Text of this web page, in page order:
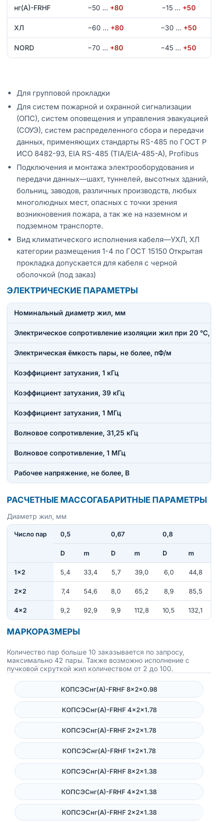
нг(А)-FRHF −50 … +80 −15 … +50
ХЛ −60 … +80 −30 … +50
NORD −70 … +80 −45 … +50
Для групповой прокладки
Для систем пожарной и охранной сигнализации
(ОПС), систем оповещения и управления эвакуацией
(СОУЭ), систем распределенного сбора и передачи
данных, применяющих стандарты RS-485 по ГОСТ Р
ИСО 8482-93, EIA RS-485 (TIA/EIA-485-A), Profibus
Подключения и монтажа электрооборудования и
передачи данных—шахт, туннелей, высотных зданий,
больниц, заводов, различных производств, любых
многолюдных мест, опасных с точки зрения
возникновения пожара, а так же на наземном и
подземном транспорте.
Вид климатического исполнения кабеля—УХЛ, ХЛ
категории размещения 1-4 по ГОСТ 15150 Открытая
прокладка допускается для кабеля с черной
оболочкой (под заказ)
ЭЛЕКТРИЧЕСКИЕ ПАРАМЕТРЫ
Номинальный диаметр жил, мм
Электрическое сопротивление изоляции жил при 20 °C,
Электрическая ёмкость пары, не более, пФ/м
Коэффициент затухания, 1 кГц
Коэффициент затухания, 39 кГц
Коэффициент затухания, 1 МГц
Волновое сопротивление, 31,25 кГц
Волновое сопротивление, 1 МГц
Рабочее напряжение, не более, В
РАСЧЕТНЫЕ МАССОГАБАРИТНЫЕ ПАРАМЕТРЫ
Диаметр жил, мм
Число пар 0,5 0,67 0,8
D m D m D m
1×2 5,4 33,4 5,7 39,0 6,0 44,8
2×2 7,4 54,6 8,0 65,2 8,9 85,5
4×2 9,2 92,9 9,9 112,8 10,5 132,1
МАРКОРАЗМЕРЫ
Количество пар больше 10 заказывается по запросу,
максимально 42 пары. Также возможно исполнение с
пучковой скруткой жил количеством от 2 до 100.
КОПСЭСнг(А)-FRHF 8×2×0.98
КОПСЭСнг(А)-FRHF 4×2×1.78
КОПСЭСнг(А)-FRHF 2×2×1.78
КОПСЭСнг(А)-FRHF 1×2×1.78
КОПСЭСнг(А)-FRHF 8×2×1.38
КОПСЭСнг(А)-FRHF 4×2×1.38
КОПСЭСнг(А)-FRHF 2×2×1.38